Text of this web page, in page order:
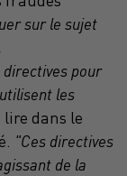
sur le sujet
pour
les
lire dans le
"Ces directives
de la